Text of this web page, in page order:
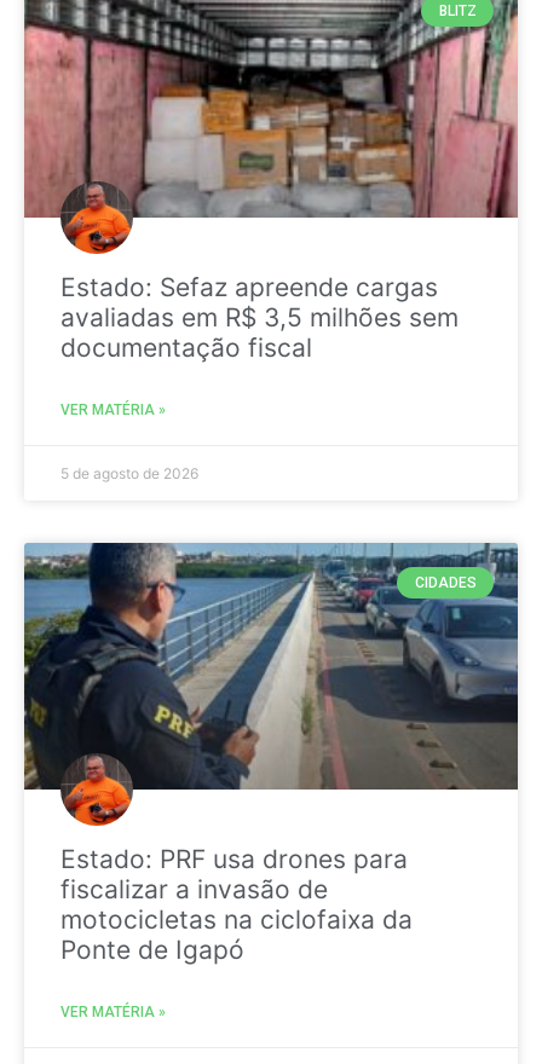
BLITZ
Estado: Sefaz apreende cargas
avaliadas em R$ 3,5 milhões sem
documentação fiscal
VER MATÉRIA »
5 de agosto de 2026
CIDADES
Estado: PRF usa drones para
fiscalizar a invasão de
motocicletas na ciclofaixa da
Ponte de Igapó
VER MATÉRIA »